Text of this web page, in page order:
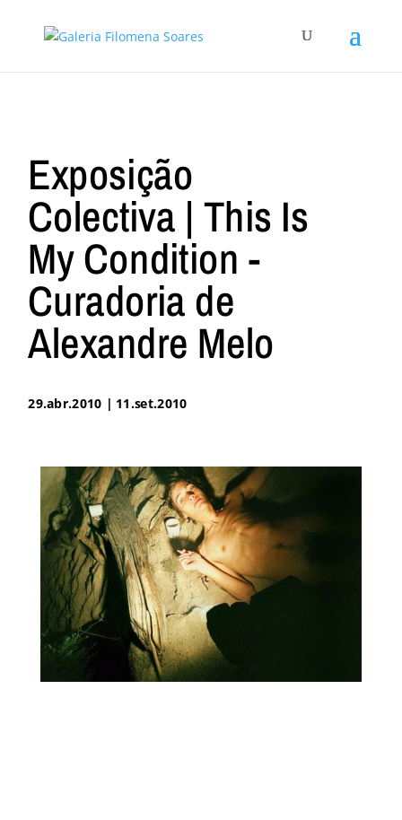
Exposição
Colectiva | This Is
My Condition -
Curadoria de
Alexandre Melo
29.abr.2010 | 11.set.2010